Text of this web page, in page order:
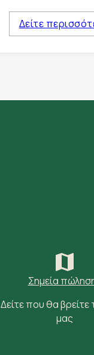
Δείτε
Σημεία
Δείτε που θα βρείτε
μας